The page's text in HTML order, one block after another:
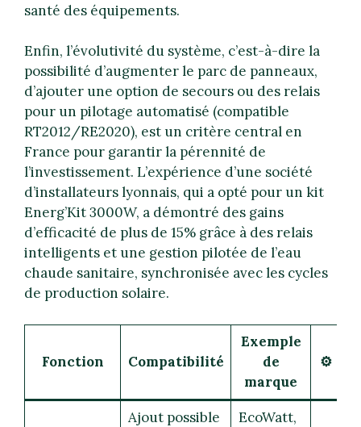
santé des équipements.
Enfin, l’évolutivité du système, c’est-à-dire la
possibilité d’augmenter le parc de panneaux,
d’ajouter une option de secours ou des relais
pour un pilotage automatisé (compatible
RT2012/RE2020), est un critère central en
France pour garantir la pérennité de
l’investissement. L’expérience d’une société
d’installateurs lyonnais, qui a opté pour un kit
Energ’Kit 3000W, a démontré des gains
d’efficacité de plus de 15% grâce à des relais
intelligents et une gestion pilotée de l’eau
chaude sanitaire, synchronisée avec les cycles
de production solaire.
Fonction Compatibilité
Exemple
de
marque
⚙️
Ajout possible
EcoWatt,